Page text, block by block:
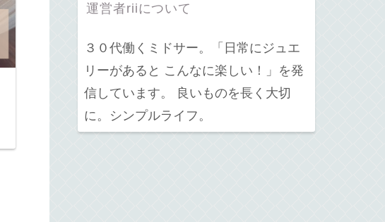
運営者riiについて
３０代働くミドサー。「日常にジュエ
リーがあると こんなに楽しい！」を発
信しています。 良いものを長く大切
に。シンプルライフ。